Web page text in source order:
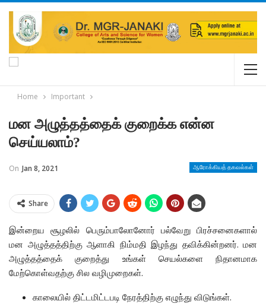
Home Important
மன அழுத்தத்தைக் குறைக்க என்ன
செய்யலாம்?
ஆரோக்கியத் தகவல்கள்
On Jan 8, 2021
Share
இன்றைய சூழலில் பெரும்பாலோனோர் பல்வேறு பிரச்சனைகளால்
மன அழுத்தத்திற்கு ஆளாகி நிம்மதி இழந்து தவிக்கின்றனர். மன
அழுத்தத்தைக் குறைத்து உங்கள் செயல்களை நிதானமாக
மேற்கொள்வதற்கு சில வழிமுறைகள்.
காலையில் திட்டமிட்டபடி நேரத்திற்கு எழுந்து விடுங்கள்.